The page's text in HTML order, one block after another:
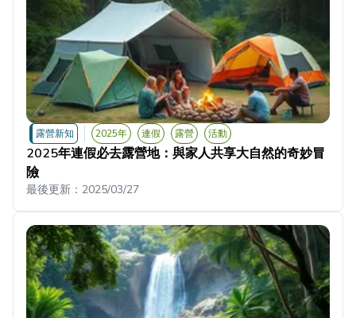
露營新知 2025年 連假 露營 活動
2025年連假必去露營地：與家人共享大自然的奇妙冒
險
最後更新： 2025/03/27